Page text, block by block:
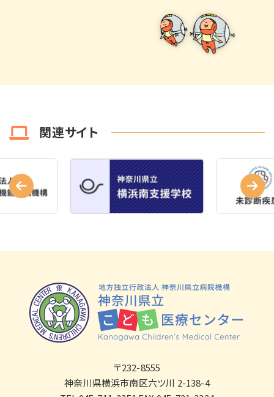
関連サイト
〒232-8555
神奈川県横浜市南区六ツ川 2-138-4